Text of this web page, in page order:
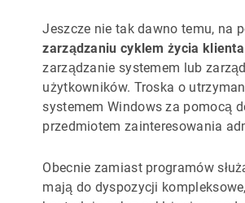
Jeszcze nie tak dawno temu, na
zarządzaniu cyklem życia
zarządzanie systemem lub
użytkowników. Troska o
systemem Windows za pomocą
przedmiotem zainteresowania
Obecnie zamiast programów
mają do dyspozycji